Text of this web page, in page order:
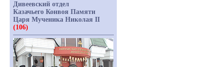
Дивеевский отдел
Казачьего Конвоя Памяти
Царя Мученика Николая II
(106)